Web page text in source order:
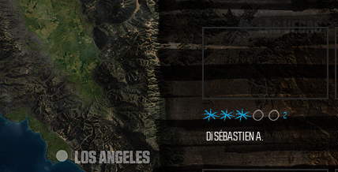
2
DiSÉBASTIEN A.